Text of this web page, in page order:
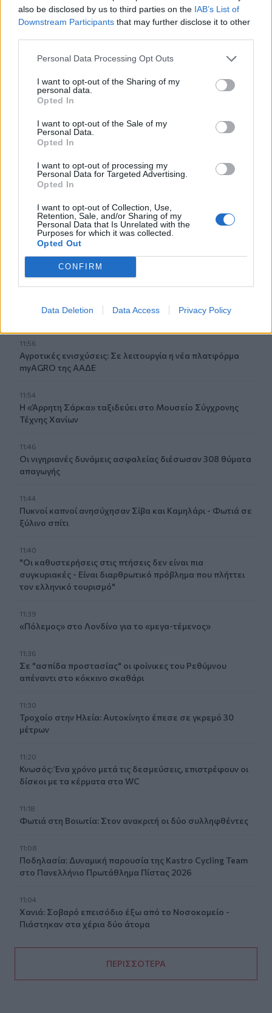
also be disclosed by us to third parties on the IAB’s List of
Downstream Participants that may further disclose it to other
Personal Data Processing Opt Outs
I want to opt-out of the Sharing of my
personal data.
Opted In
I want to opt-out of the Sale of my
Personal Data.
Opted In
I want to opt-out of processing my
Personal Data for Targeted Advertising.
Opted In
I want to opt-out of Collection, Use,
Retention, Sale, and/or Sharing of my
Personal Data that Is Unrelated with the
Purposes for which it was collected.
Opted Out
CONFIRM
Data Deletion Data Access Privacy Policy
12:30
Ο Ντ. Τραμπ αρνείται ότι αντιμετωπίζει έλλειψη
Super Cup με τον ΟΦΗ!
ΥΠΠΟ: Αυτοψία της Λ. Μενδώνη στα Αιγόσθενα για τις
επιπτώσεις της πυρκαγιάς
Μυστράς: «Αγαπούσε παθολογικά τους γονείς του» λέει
ο δικηγόρος του 55χρονου που έκρυβε το πτώμα του
Δωρεά κλιματιστικού στο Γραφείο Ανηλίκων της
Ηρακλείου
Σέρρες: Όλα τα σενάρια εξετάζονται για την στυγερή
δολοφονία του 68χρονου
11:56
Αγροτικές ενισχύσεις: Σε λειτουργία η νέα πλατφόρμα
myAGRO της ΑΑΔΕ
11:54
Η «Άρρητη Σάρκα» ταξιδεύει στο Μουσείο Σύγχρονης
Τέχνης Χανίων
11:46
Οι νιγηριανές δυνάμεις ασφαλείας διέσωσαν 308 θύματα
απαγωγής
11:44
Πυκνοί καπνοί ανησύχησαν Σίβα και Καμηλάρι - Φωτιά σε
ξύλινο σπίτι
11:40
"Οι καθυστερήσεις στις πτήσεις δεν είναι πια
συγκυριακές - Είναι διαρθρωτικό πρόβλημα που πλήττει
τον ελληνικό τουρισμό"
11:39
«Πόλεμος» στο Λονδίνο για το «μεγα-τέμενος»
11:36
Σε "ασπίδα προστασίας" οι φοίνικες του Ρεθύμνου
απέναντι στο κόκκινο σκαθάρι
11:30
Τροχαίο στην Ηλεία: Αυτοκίνητο έπεσε σε γκρεμό 30
μέτρων
11:20
Κνωσός: Ένα χρόνο μετά τις δεσμεύσεις, επιστρέφουν οι
δίσκοι με τα κέρματα στα WC
11:18
Φωτιά στη Βοιωτία: Στον ανακριτή οι δύο συλληφθέντες
11:08
Ποδηλασία: Δυναμική παρουσία της Kastro Cycling Team
στο Πανελλήνιο Πρωτάθλημα Πίστας 2026
11:04
Χανιά: Σοβαρό επεισόδιο έξω από το Νοσοκομείο -
Πιάστηκαν στα χέρια δύο άτομα
ΠΕΡΙΣΣΟΤΕΡΑ